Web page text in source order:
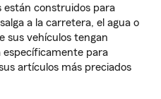
están construidos para
a la carretera, el agua o
sus vehículos tengan
específicamente para
artículos más preciados